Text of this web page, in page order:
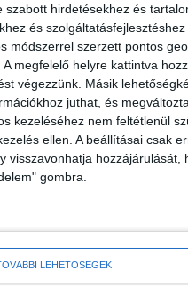
szabott hirdetésekhez és
és szolgáltatásfejlesztéshez
módszerrel szerzett pontos
A megfelelő helyre kattintva
végezzünk. Másik
juthat, és
kezeléséhez nem feltétlenül
ellen. A beállításai csak
visszavonhatja
gombra.
LEHETŐSÉGEK
részleteket, a
hálapénz
senki nem